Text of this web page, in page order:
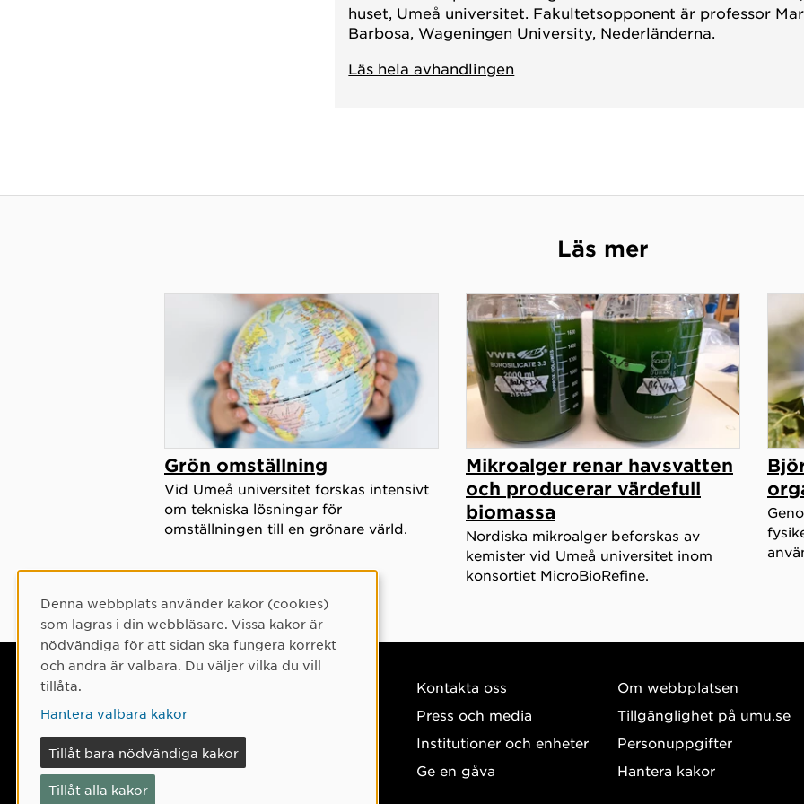
huset, Umeå universitet. Fakultetsopponent är professor
Barbosa, Wageningen University, Nederländerna.
Läs hela avhandlingen
Läs mer
Grön omställning
Vid Umeå universitet forskas intensivt
om tekniska lösningar för
omställningen till en grönare värld.
Mikroalger renar havsvatten
och producerar värdefull
biomassa
Nordiska mikroalger beforskas av
kemister vid Umeå universitet inom
konsortiet MicroBioRefine.
Tel: 090-786 50 00
Hitta till oss
Kontakta oss
Press och media
Institutioner och enheter
Ge en gåva
Om webbplatsen
Tillgänglighet på umu.se
Personuppgifter
Hantera kakor
Cookie-samtycke
Denna webbplats använder kakor (cookies)
som lagras i din webbläsare. Vissa kakor är
nödvändiga för att sidan ska fungera korrekt
och andra är valbara. Du väljer vilka du vill
tillåta.
Hantera valbara kakor
Tillåt bara nödvändiga kakor
Tillåt alla kakor